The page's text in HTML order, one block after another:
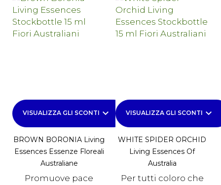
VISUALIZZA GLI SCONTI keyboard_arrow_down
BROWN BORONIA Living
Essences Essenze Floreali
Australiane
Promuove pace
VISUALIZZA GLI SCONTI keyboard_arrow_down
WHITE SPIDER ORCHID
Living Essences Of
Australia
Per tutti coloro che